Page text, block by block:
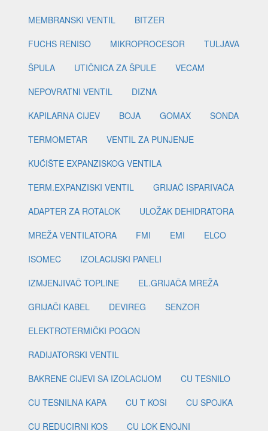
MEMBRANSKI VENTIL
BITZER
FUCHS RENISO
MIKROPROCESOR
TULJAVA
ŠPULA
UTIČNICA ZA ŠPULE
VECAM
NEPOVRATNI VENTIL
DIZNA
KAPILARNA CIJEV
BOJA GOMAX
SONDA
TERMOMETAR
VENTIL ZA PUNJENJE
KUĆIŠTE EXPANZISKOG VENTILA
TERM.EXPANZISKI VENTIL
GRIJAČ ISPARIVAČA
ADAPTER ZA ROTALOK
ULOŽAK DEHIDRATORA
MREŽA VENTILATORA
FMI EMI
ELCO
ISOMEC
IZOLACIJSKI PANELI
IZMJENJIVAČ TOPLINE
EL.GRIJAČA MREŽA
GRIJAČI KABEL
DEVIREG
SENZOR
ELEKTROTERMIČKI POGON
RADIJATORSKI VENTIL
BAKRENE CIJEVI SA IZOLACIJOM
CU TESNILO
CU TESNILNA KAPA
CU T KOSI
CU SPOJKA
CU REDUCIRNI KOS
CU LOK ENOJNI